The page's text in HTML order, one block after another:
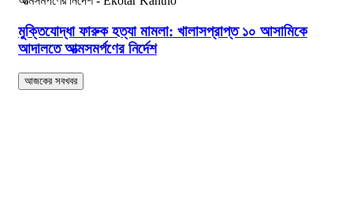
মুক্তিযোদ্ধা ফারুক হত্যা মামলা: খালাসপ্রাপ্ত ১০ আসামিকে
আদালতে আত্মসমর্পণের নির্দেশ